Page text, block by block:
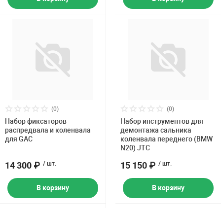
(0)
Набор фиксаторов
распредвала и коленвала
для GAC
14 300 ₽ / шт.
В корзину
(0)
Набор инструментов для
демонтажа сальника
коленвала переднего (BMW
N20) JTC
15 150 ₽ / шт.
В корзину